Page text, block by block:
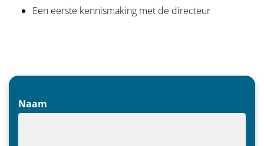
Een eerste kennismaking met de directeur
Naam